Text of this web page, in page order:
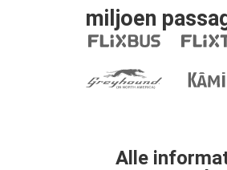
miljoen
Alle